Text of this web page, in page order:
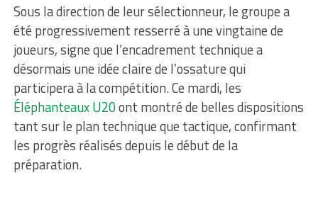
Sous la direction de leur sélectionneur, le groupe a
été progressivement resserré à une vingtaine de
joueurs, signe que l’encadrement technique a
désormais une idée claire de l’ossature qui
participera à la compétition. Ce mardi, les
Éléphanteaux U20ont montré de belles dispositions
tant sur le plan technique que tactique, confirmant
les progrès réalisés depuis le début de la
préparation.